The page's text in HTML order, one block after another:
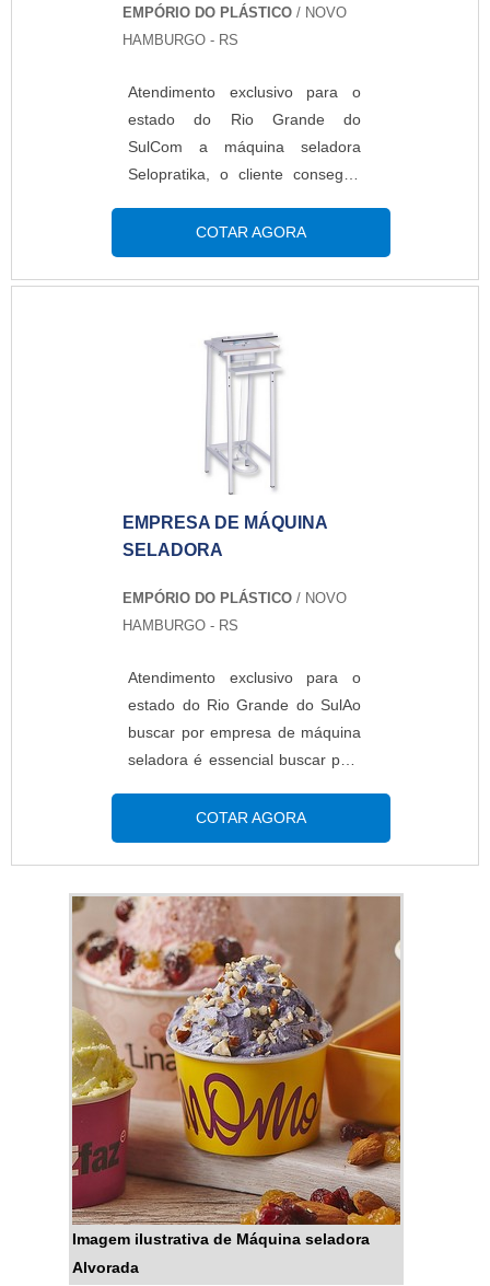
EMPÓRIO DO PLÁSTICO / NOVO
HAMBURGO - RS
Atendimento exclusivo para o
estado do Rio Grande do
SulCom a máquina seladora
Selopratika, o cliente consegue
plásticos de até 35cm de largura.
Com acionamento por pedal, ela
é fácil de usar e solda com
produtos mais higiênicos e
invioláveis. É de fácil manuseio e
não requer treinamentos para
FUNCIONAMENTO DO
PRODUTOO dispositivo de selar
COTAR AGORA
EMPRESA DE MÁQUINA
SELADORA
EMPÓRIO DO PLÁSTICO / NOVO
HAMBURGO - RS
Atendimento exclusivo para o
estado do Rio Grande do SulAo
buscar por empresa de máquina
seladora é essencial buscar pela
responsável pela frabicação e
distribuição de um importante
equipamento para a realização
da uma perfeita selagem de
embalagens, o que faz dela
muito necessária nos mais
variados ambientes e segmentos
industriais.O PRODUTO
APRESENTA DIVERSOS
MODELOSNo mercado são
comercializados os mais div...
COTAR AGORA
Imagem ilustrativa de Máquina seladora
Alvorada